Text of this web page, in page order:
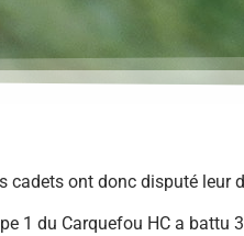
cadets ont donc disputé leur
1 du Carquefou HC a